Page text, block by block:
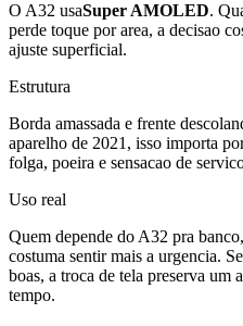
O A32 usaSuper AMOLED.
perde toque por area, a decisao
ajuste superficial.
Estrutura
Borda amassada e frente
aparelho de 2021, isso importa
folga, poeira e sensacao de
Uso real
Quem depende do A32 pra
costuma sentir mais a urgencia.
boas, a troca de tela preserva um
tempo.